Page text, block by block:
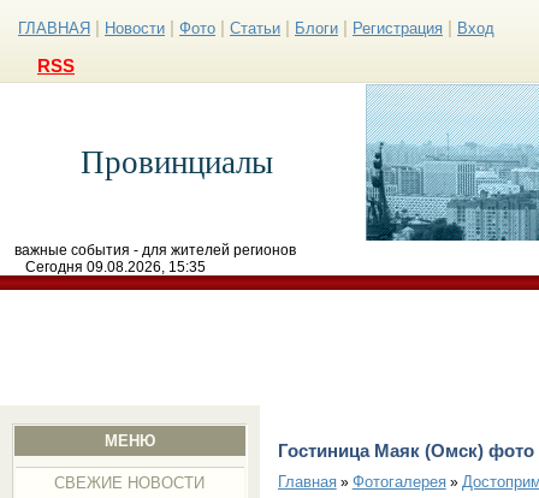
ГЛАВНАЯ Новости Фото Статьи Блоги Регистрация Вход
RSS
Провинциалы
важные события - для жителей регионов
Сегодня 09.08.2026, 15:35
МЕНЮ
СВЕЖИЕ НОВОСТИ
Гостиница Маяк (Омск) фото
Главная» Фотогалерея»